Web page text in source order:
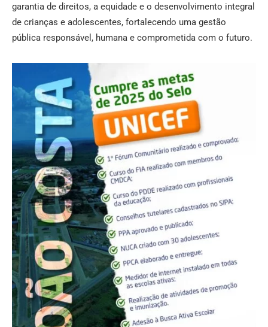
garantia de direitos, a equidade e o desenvolvimento integral
de crianças e adolescentes, fortalecendo uma gestão
pública responsável, humana e comprometida com o futuro.